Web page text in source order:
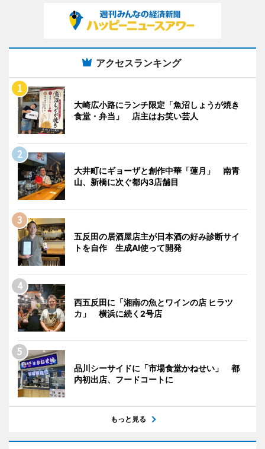
アクセスランキング
大崎広小路にランチ限定「魚沼しょうが焼き
食堂・弁当」 店主はお笑い芸人
大井町にギョーザと創作中華「蓮月」 南青
山、新橋に次ぐ都内3店舗目
五反田の居酒屋店主が日本酒の好み診断サイ
トを自作 生成AI使って開発
西五反田に「湘南の魚とワインの店 ヒラツ
カ」 横浜に続く2号店
品川シーサイドに「市場食堂かねせい」 都
内初出店、フードコートに
もっと見る